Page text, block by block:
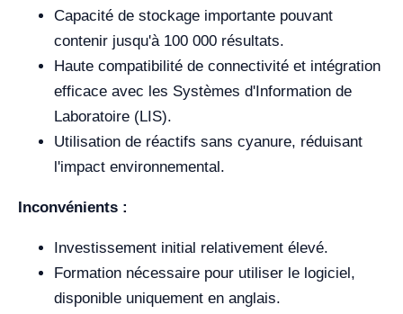
Capacité de stockage importante pouvant
contenir jusqu'à 100 000 résultats.
Haute compatibilité de connectivité et intégration
efficace avec les Systèmes d'Information de
Laboratoire (LIS).
Utilisation de réactifs sans cyanure, réduisant
l'impact environnemental.
Inconvénients :
Investissement initial relativement élevé.
Formation nécessaire pour utiliser le logiciel,
disponible uniquement en anglais.